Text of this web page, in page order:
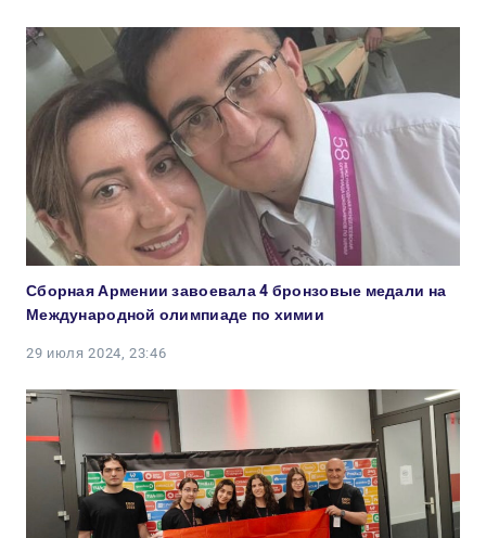
Сборная Армении завоевала 4 бронзовые медали на
Международной олимпиаде по химии
29 июля 2024, 23:46